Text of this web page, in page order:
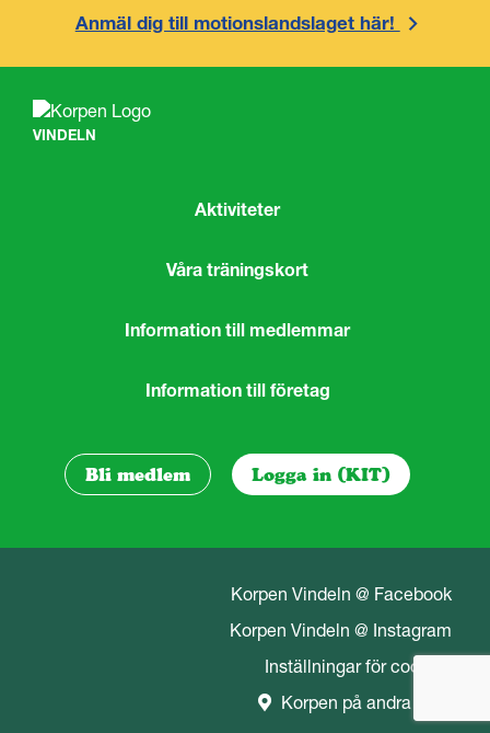
Anmäl dig till motionslandslaget här!
VINDELN
Aktiviteter
Våra träningskort
Information till medlemmar
Information till företag
Bli medlem Logga in (KIT)
Korpen Vindeln @ Facebook
Korpen Vindeln @ Instagram
Inställningar för cookies
Korpen på andra orter